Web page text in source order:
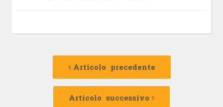
Navigazione
Articolo precedente
Articolo
Articolo successivo
Articolo